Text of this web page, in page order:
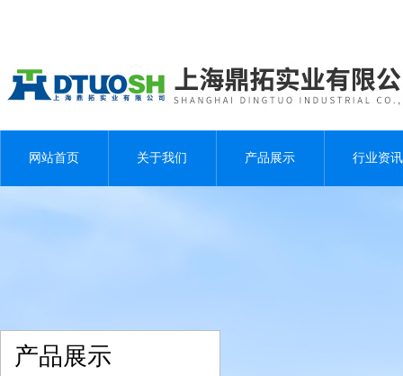
网站首页 关于我们 产品展示 行业资讯
产品展示